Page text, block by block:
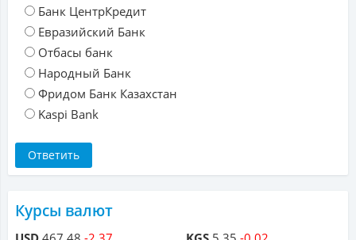
Банк ЦентрКредит
Евразийский Банк
Отбасы банк
Народный Банк
Фридом Банк Казахстан
Kaspi Bank
Курсы валют